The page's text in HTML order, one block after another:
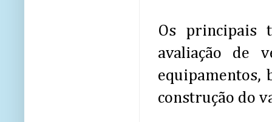
Os principais
avaliação de
equipamentos,
construção do